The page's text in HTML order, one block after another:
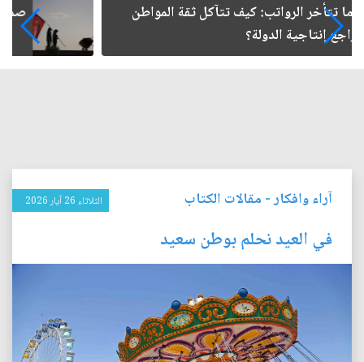
صمت الطريق بعد الأربعين
آراء وافكار- مقالات الكتاب الثلاثاء 26 آيار 2026
في العيد نحلم بوطن سعيد